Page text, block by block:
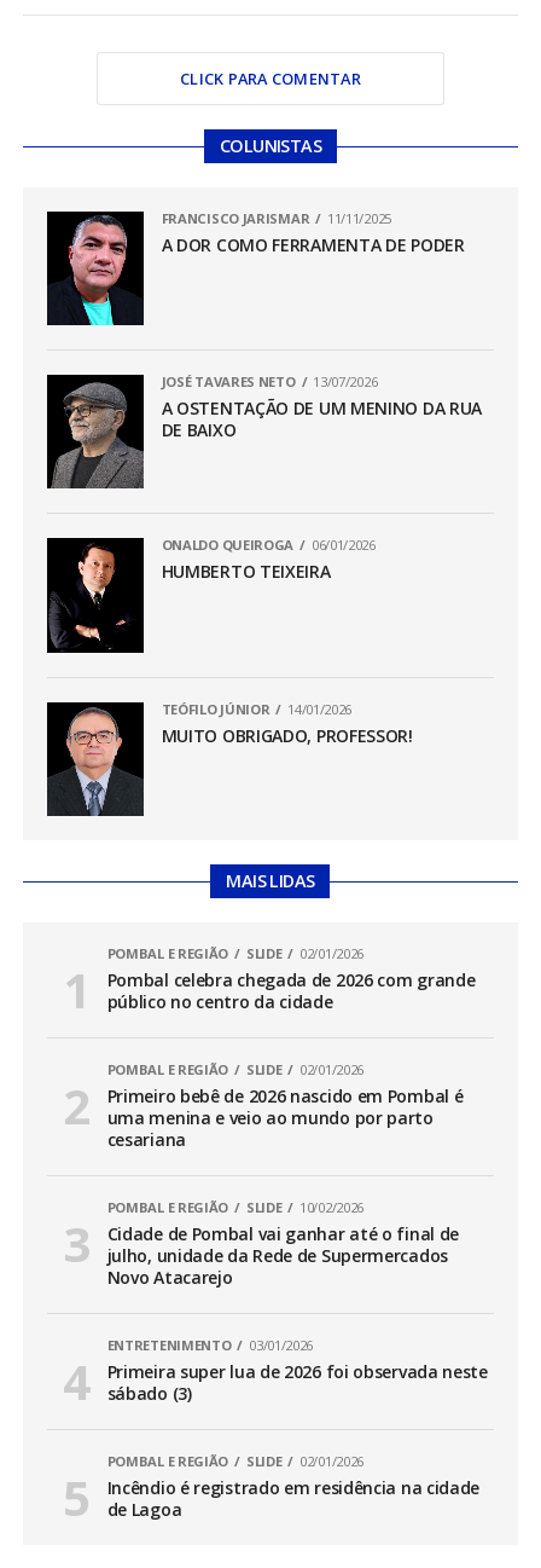
CLICK PARA COMENTAR
COLUNISTAS
FRANCISCO JARISMAR 11/11/2025
A DOR COMO FERRAMENTA DE PODER
JOSÉ TAVARES NETO 13/07/2026
A OSTENTAÇÃO DE UM MENINO DA RUA
DE BAIXO
ONALDO QUEIROGA 06/01/2026
HUMBERTO TEIXEIRA
TEÓFILO JÚNIOR 14/01/2026
MUITO OBRIGADO, PROFESSOR!
MAIS LIDAS
POMBAL E REGIÃO SLIDE 02/01/2026
Pombal celebra chegada de 2026 com grande
público no centro da cidade
POMBAL E REGIÃO SLIDE 02/01/2026
Primeiro bebê de 2026 nascido em Pombal é
uma menina e veio ao mundo por parto
cesariana
POMBAL E REGIÃO SLIDE 10/02/2026
Cidade de Pombal vai ganhar até o final de
julho, unidade da Rede de Supermercados
Novo Atacarejo
ENTRETENIMENTO 03/01/2026
Primeira super lua de 2026 foi observada neste
sábado (3)
POMBAL E REGIÃO SLIDE 02/01/2026
Incêndio é registrado em residência na cidade
de Lagoa